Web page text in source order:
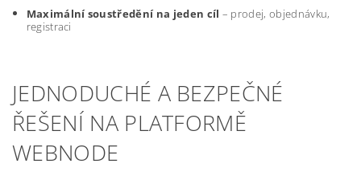
Maximální soustředění na jeden cíl – prodej, objednávku,
registraci
JEDNODUCHÉ A BEZPEČNÉ
ŘEŠENÍ NA PLATFORMĚ
WEBNODE